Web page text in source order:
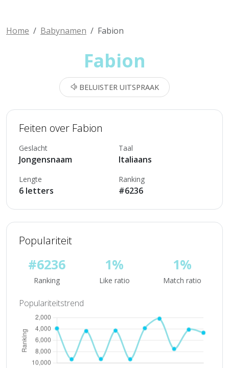
Home Babynamen Fabion
Fabion
BELUISTER UITSPRAAK
Feiten over Fabion
Geslacht
Jongensnaam
Taal
Italiaans
Lengte
6 letters
Ranking
#6236
Populariteit
#6236
Ranking
1%
Like ratio
1%
Match ratio
Populariteitstrend